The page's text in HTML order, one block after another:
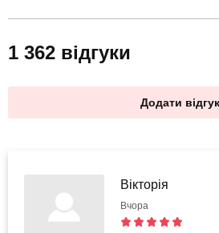
1 362 відгуки
Додати відгук
Вікторія
Вчора